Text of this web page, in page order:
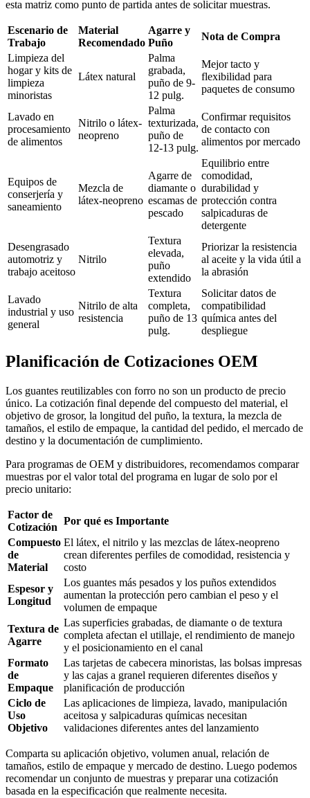
esta matriz como punto de partida antes de solicitar muestras.
Escenario de
Trabajo
Material
Recomendado
Agarre y
Puño
Nota de Compra
Limpieza del
hogar y kits de
limpieza
minoristas
Látex natural
Palma
grabada,
puño de 9-
12 pulg.
Mejor tacto y
flexibilidad para
paquetes de consumo
Lavado en
procesamiento
de alimentos
Nitrilo o látex-
neopreno
Palma
texturizada,
puño de
12-13 pulg.
Confirmar requisitos
de contacto con
alimentos por mercado
Equipos de
conserjería y
saneamiento
Mezcla de
látex-neopreno
Agarre de
diamante o
escamas de
pescado
Equilibrio entre
comodidad,
durabilidad y
protección contra
salpicaduras de
detergente
Desengrasado
automotriz y
trabajo aceitoso
Nitrilo
Textura
elevada,
puño
extendido
Priorizar la resistencia
al aceite y la vida útil a
la abrasión
Lavado
industrial y uso
general
Nitrilo de alta
resistencia
Textura
completa,
puño de 13
pulg.
Solicitar datos de
compatibilidad
química antes del
despliegue
Planificación de Cotizaciones OEM
Los guantes reutilizables con forro no son un producto de precio
único. La cotización final depende del compuesto del material, el
objetivo de grosor, la longitud del puño, la textura, la mezcla de
tamaños, el estilo de empaque, la cantidad del pedido, el mercado de
destino y la documentación de cumplimiento.
Para programas de OEM y distribuidores, recomendamos comparar
muestras por el valor total del programa en lugar de solo por el
precio unitario:
Factor de
Cotización
Por qué es Importante
Compuesto
de
Material
El látex, el nitrilo y las mezclas de látex-neopreno
crean diferentes perfiles de comodidad, resistencia y
costo
Espesor y
Longitud
Los guantes más pesados y los puños extendidos
aumentan la protección pero cambian el peso y el
volumen de empaque
Textura de
Agarre
Las superficies grabadas, de diamante o de textura
completa afectan el utillaje, el rendimiento de manejo
y el posicionamiento en el canal
Formato
de
Empaque
Las tarjetas de cabecera minoristas, las bolsas impresas
y las cajas a granel requieren diferentes diseños y
planificación de producción
Ciclo de
Uso
Objetivo
Las aplicaciones de limpieza, lavado, manipulación
aceitosa y salpicaduras químicas necesitan
validaciones diferentes antes del lanzamiento
Comparta su aplicación objetivo, volumen anual, relación de
tamaños, estilo de empaque y mercado de destino. Luego podemos
recomendar un conjunto de muestras y preparar una cotización
basada en la especificación que realmente necesita.